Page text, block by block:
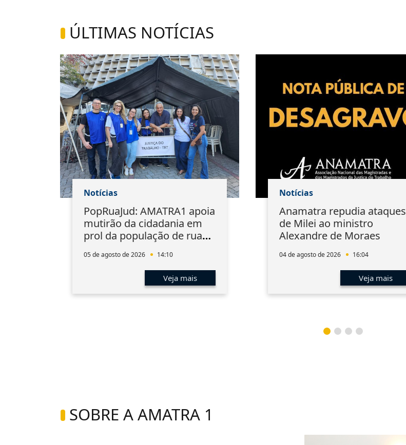
ÚLTIMAS NOTÍCIAS
Notícias
PopRuaJud: AMATRA1 apoia
mutirão da cidadania em
prol da população de rua
05 de agosto de 2026 14:10
Veja mais
Notícias
Anamatra repudia ataques
de Milei ao ministro
Alexandre de Moraes
04 de agosto de 2026 16:04
Veja mais
SOBRE A AMATRA 1